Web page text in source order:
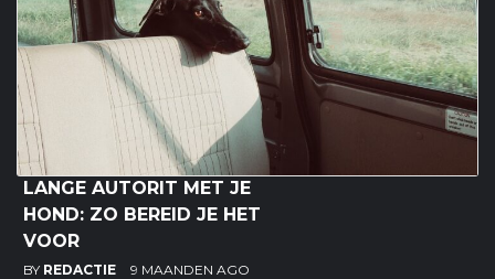
LANGE AUTORIT MET JE
HOND: ZO BEREID JE HET
VOOR
BY REDACTIE 9 MAANDEN AGO